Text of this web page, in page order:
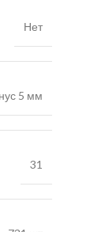
Нет
5 мм
31